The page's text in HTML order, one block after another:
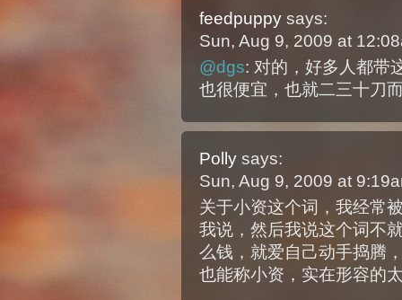
feedpuppy says:
Sun, Aug 9, 2009 at
@dgs: 对的，好多人都带
也很便宜，也就二三十刀
Polly says:
Sun, Aug 9, 2009 at
关于小资这个词，我经常
我说，然后我说这个词不
么钱，就爱自己动手捣腾
也能称小资，实在形容的